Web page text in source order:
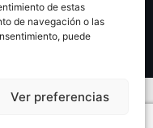
de estas
de navegación o las
puede
Ver preferencias